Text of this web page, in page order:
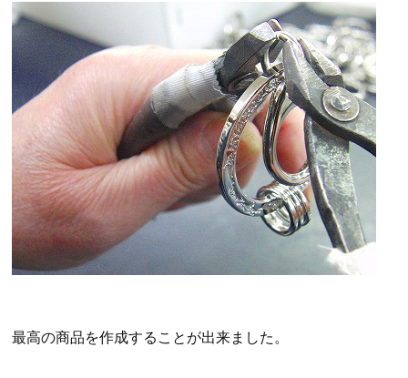
最高の商品を作成することが出来ました。